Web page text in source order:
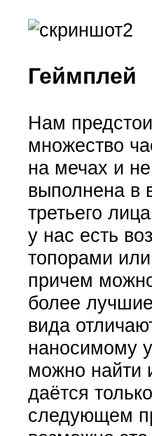
Геймплей
Нам
множество
на мечах и
выполнена в
третьего
у нас есть
топорами
причем
более
вида
наносимому
можно найти
даётся
следующем